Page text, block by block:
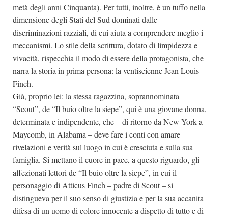
metà degli anni Cinquanta). Per tutti, inoltre, è un tuffo nella
dimensione degli Stati del Sud dominati dalle
discriminazioni razziali, di cui aiuta a comprendere meglio i
meccanismi. Lo stile della scrittura, dotato di limpidezza e
vivacità, rispecchia il modo di essere della protagonista, che
narra la storia in prima persona: la ventiseienne Jean Louis
Finch.
Già, proprio lei: la stessa ragazzina, soprannominata
“Scout”, de “Il buio oltre la siepe”, qui è una giovane donna,
determinata e indipendente, che – di ritorno da New York a
Maycomb, in Alabama – deve fare i conti con amare
rivelazioni e verità sul luogo in cui è cresciuta e sulla sua
famiglia. Si mettano il cuore in pace, a questo riguardo, gli
affezionati lettori de “Il buio oltre la siepe”, in cui il
personaggio di Atticus Finch – padre di Scout – si
distingueva per il suo senso di giustizia e per la sua accanita
difesa di un uomo di colore innocente a dispetto di tutto e di